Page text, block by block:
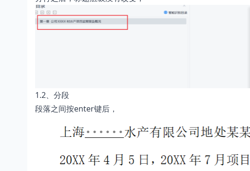
1.2、分段
段落之间按enter键后，